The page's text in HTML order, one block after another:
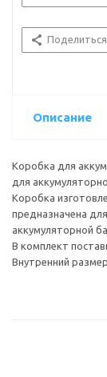
Поделиться
Описание
Коробка для
для
Коробка
предназначена
аккумуляторной
В комплект
Внутренний